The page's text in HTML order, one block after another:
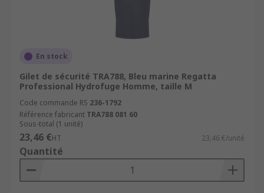
En stock
Gilet de sécurité TRA788, Bleu marine Regatta
Professional Hydrofuge Homme, taille M
Code commande RS 236-1792
Référence fabricant TRA788 081 60
Sous-total (1 unité)
23,46 €HT 23,46 €/unité
Quantité